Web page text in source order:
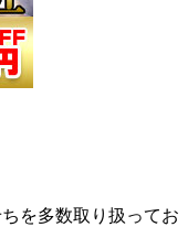
を多数取り扱ってお